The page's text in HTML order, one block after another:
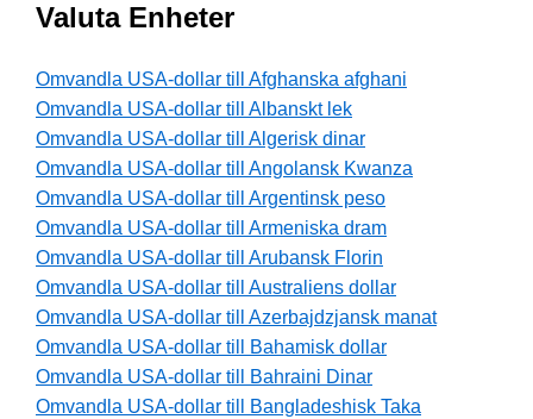
Valuta Enheter
Omvandla USA-dollar till Afghanska afghani
Omvandla USA-dollar till Albanskt lek
Omvandla USA-dollar till Algerisk dinar
Omvandla USA-dollar till Angolansk Kwanza
Omvandla USA-dollar till Argentinsk peso
Omvandla USA-dollar till Armeniska dram
Omvandla USA-dollar till Arubansk Florin
Omvandla USA-dollar till Australiens dollar
Omvandla USA-dollar till Azerbajdzjansk manat
Omvandla USA-dollar till Bahamisk dollar
Omvandla USA-dollar till Bahraini Dinar
Omvandla USA-dollar till Bangladeshisk Taka